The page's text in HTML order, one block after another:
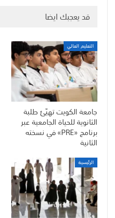
قد يعجبك ايضا
التعليم العالي
جامعة الكويت تهيّئ طلبة
الثانوية للحياة الجامعية عبر
برنامج «PRE» في نسخته
الثانية
الرئيسية